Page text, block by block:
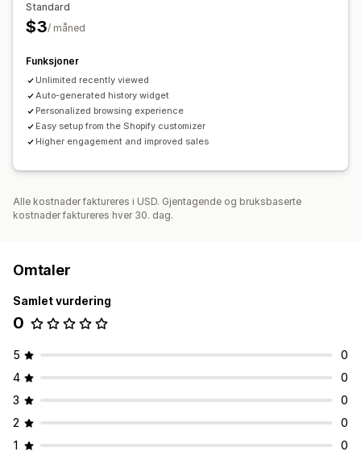
Standard
$3/ måned
Funksjoner
Unlimited recently viewed
Auto-generated history widget
Personalized browsing experience
Easy setup from the Shopify customizer
Higher engagement and improved sales
Alle kostnader faktureres i USD. Gjentagende og bruksbaserte
kostnader faktureres hver 30. dag.
Omtaler
Samlet vurdering
0
5
0
4
0
3
0
2
0
1
0